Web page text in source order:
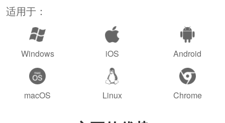
适用于：
Windows iOS Android
macOS Linux Chrome